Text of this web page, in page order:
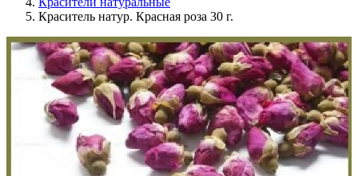
Краситель натур. Красная роза 30 г.